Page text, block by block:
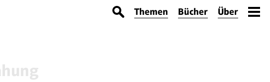
Themen Bücher Über